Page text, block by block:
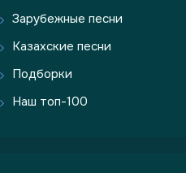
Зарубежные песни
Казахские песни
Подборки
Наш топ-100